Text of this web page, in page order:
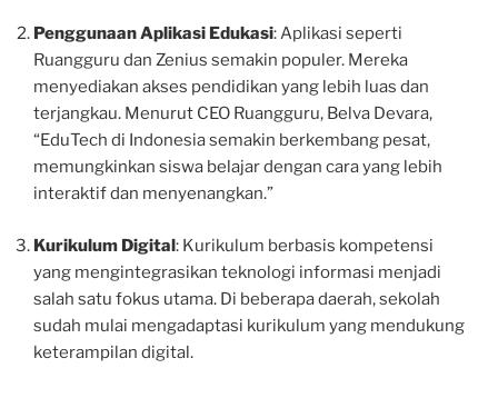
Penggunaan Aplikasi Edukasi: Aplikasi seperti
Ruangguru dan Zenius semakin populer. Mereka
menyediakan akses pendidikan yang lebih luas dan
terjangkau. Menurut CEO Ruangguru, Belva Devara,
“EduTech di Indonesia semakin berkembang pesat,
memungkinkan siswa belajar dengan cara yang lebih
interaktif dan menyenangkan.”
Kurikulum Digital: Kurikulum berbasis kompetensi
yang mengintegrasikan teknologi informasi menjadi
salah satu fokus utama. Di beberapa daerah, sekolah
sudah mulai mengadaptasi kurikulum yang mendukung
keterampilan digital.